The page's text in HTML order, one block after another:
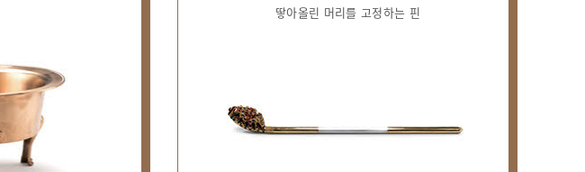
땋아올린 머리를 고정하는 핀